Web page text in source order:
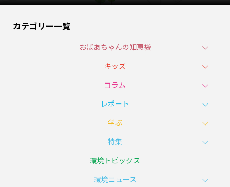
カテゴリー一覧
おばあちゃんの知恵袋
キッズ
コラム
レポート
学ぶ
特集
環境トピックス
環境ニュース